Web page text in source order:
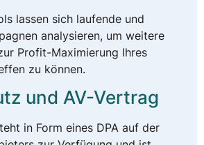
lassen sich laufende und
analysieren, um weitere
Profit-Maximierung Ihres
zu können.
und AV-Vertrag
in Form eines DPA auf der